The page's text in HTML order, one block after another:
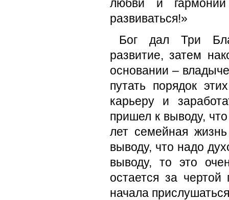
любви и
развиваться!»
Бог дал Три
развитие, затем
основании –
путать порядок
карьеру и
пришел к выводу,
лет семейная
выводу, что надо
выводу, то это
остается за
начала